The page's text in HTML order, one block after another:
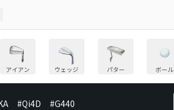
アイアン ウェッジ パター ボール
#Qi4D #G440